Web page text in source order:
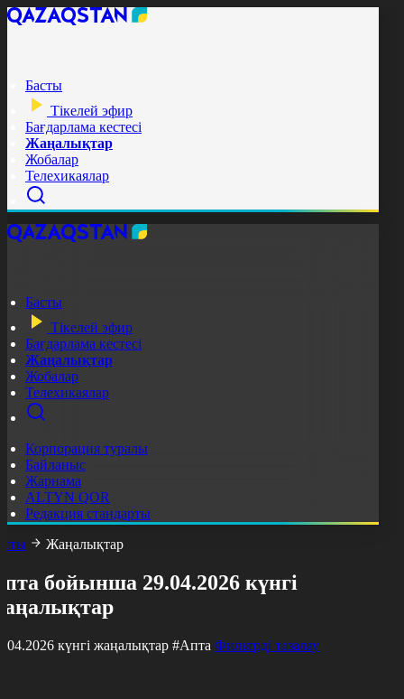
Басты
Тікелей эфир
Бағдарлама кестесі
Жаңалықтар
Жобалар
Телехикаялар
Басты
Тікелей эфир
Бағдарлама кестесі
Жаңалықтар
Жобалар
Телехикаялар
Корпорация туралы
Байланыс
Жарнама
ALTYN QOR
Редакция стандарты
Жаңалықтар
бойынша 29.04.2026 күнгі
күнгі жаңалықтар #Апта Фильтрді тазалау